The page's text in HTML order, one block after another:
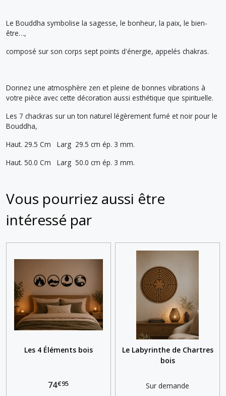
Le Bouddha symbolise la sagesse, le bonheur, la paix, le bien-
être…,
composé sur son corps sept points d'énergie, appelés chakras.
Donnez une atmosphère zen et pleine de bonnes vibrations à
votre pièce avec cette décoration aussi esthétique que spirituelle.
Les 7 chackras sur un ton naturel légèrement fumé et noir pour le
Bouddha,
Haut. 29.5 Cm Larg 29.5 cm ép. 3 mm.
Haut. 50.0 Cm Larg 50.0 cm ép. 3 mm.
Vous pourriez aussi être
intéressé par
Les 4 Éléments bois
74€95
Le Labyrinthe de Chartres
bois
Sur demande